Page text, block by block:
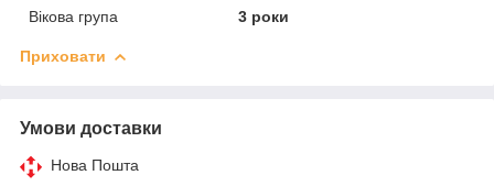
Вікова група
3 роки
Приховати
Умови доставки
Нова Пошта